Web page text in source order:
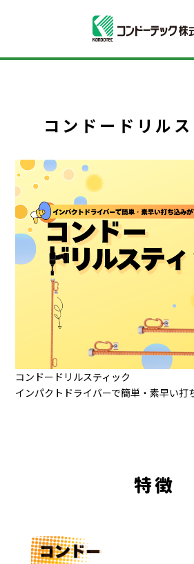
コンドードリル
コンドードリルスティック
インパクトドライバーで簡単・素早い打
特徴